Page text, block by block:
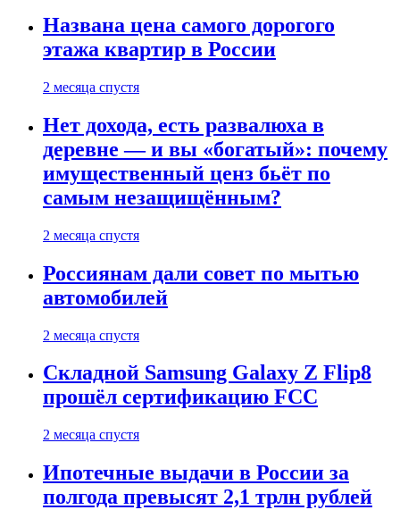
Названа цена самого дорогого
этажа квартир в России
2 месяца спустя
Нет дохода, есть развалюха в
деревне — и вы «богатый»: почему
имущественный ценз бьёт по
самым незащищённым?
2 месяца спустя
Россиянам дали совет по мытью
автомобилей
2 месяца спустя
Складной Samsung Galaxy Z Flip8
прошёл сертификацию FCC
2 месяца спустя
Ипотечные выдачи в России за
полгода превысят 2,1 трлн рублей